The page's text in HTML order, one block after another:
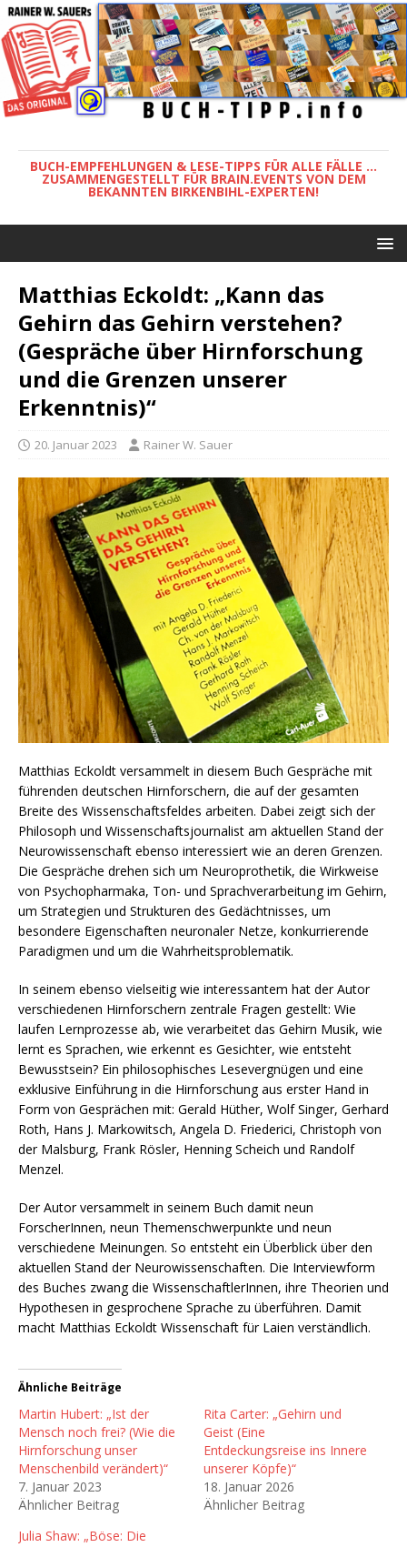
BUCH-EMPFEHLUNGEN & LESE-TIPPS FÜR ALLE FÄLLE ...
ZUSAMMENGESTELLT FÜR BRAIN.EVENTS VON DEM
BEKANNTEN BIRKENBIHL-EXPERTEN!
Matthias Eckoldt: „Kann das
Gehirn das Gehirn verstehen?
(Gespräche über Hirnforschung
und die Grenzen unserer
Erkenntnis)“
20. Januar 2023 Rainer W. Sauer
Matthias Eckoldt versammelt in diesem Buch Gespräche mit
führenden deutschen Hirnforschern, die auf der gesamten
Breite des Wissenschaftsfeldes arbeiten. Dabei zeigt sich der
Philosoph und Wissenschaftsjournalist am aktuellen Stand der
Neurowissenschaft ebenso interessiert wie an deren Grenzen.
Die Gespräche drehen sich um Neuroprothetik, die Wirkweise
von Psychopharmaka, Ton- und Sprachverarbeitung im Gehirn,
um Strategien und Strukturen des Gedächtnisses, um
besondere Eigenschaften neuronaler Netze, konkurrierende
Paradigmen und um die Wahrheitsproblematik.
In seinem ebenso vielseitig wie interessantem hat der Autor
verschiedenen Hirnforschern zentrale Fragen gestellt: Wie
laufen Lernprozesse ab, wie verarbeitet das Gehirn Musik, wie
lernt es Sprachen, wie erkennt es Gesichter, wie entsteht
Bewusstsein? Ein philosophisches Lesevergnügen und eine
exklusive Einführung in die Hirnforschung aus erster Hand in
Form von Gesprächen mit: Gerald Hüther, Wolf Singer, Gerhard
Roth, Hans J. Markowitsch, Angela D. Friederici, Christoph von
der Malsburg, Frank Rösler, Henning Scheich und Randolf
Menzel.
Der Autor versammelt in seinem Buch damit neun
ForscherInnen, neun Themenschwerpunkte und neun
verschiedene Meinungen. So entsteht ein Überblick über den
aktuellen Stand der Neurowissenschaften. Die Interviewform
des Buches zwang die WissenschaftlerInnen, ihre Theorien und
Hypothesen in gesprochene Sprache zu überführen. Damit
macht Matthias Eckoldt Wissenschaft für Laien verständlich.
Ähnliche Beiträge
Martin Hubert: „Ist der
Mensch noch frei? (Wie die
Hirnforschung unser
Menschenbild verändert)“
7. Januar 2023
Ähnlicher Beitrag
Rita Carter: „Gehirn und
Geist (Eine
Entdeckungsreise ins Innere
unserer Köpfe)“
18. Januar 2026
Ähnlicher Beitrag
Julia Shaw: „Böse: Die